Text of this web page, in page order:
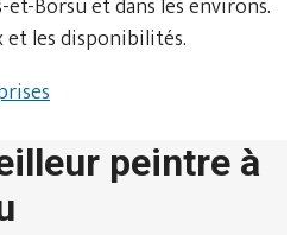
et les disponibilités.
peintre à